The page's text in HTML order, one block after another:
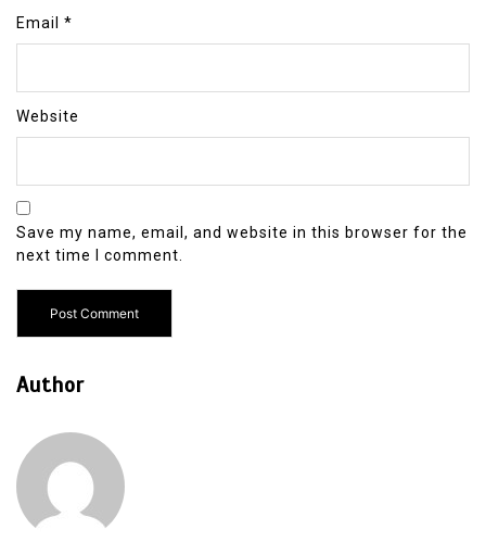
Email *
Website
Save my name, email, and website in this browser for the
next time I comment.
Author